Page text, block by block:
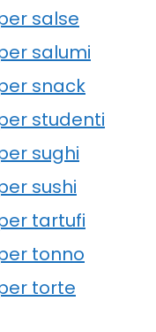
salse
salumi
snack
studenti
sughi
sushi
tartufi
tonno
torte